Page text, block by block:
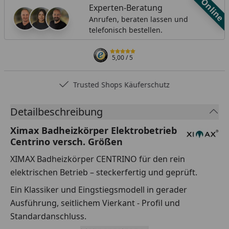
Online
Experten-Beratung
Anrufen, beraten lassen und
telefonisch bestellen.
5,00/ 5
Trusted Shops Käuferschutz
Detailbeschreibung
Ximax Badheizkörper Elektrobetrieb
Centrino versch. Größen
XIMAX Badheizkörper CENTRINO für den rein
elektrischen Betrieb – steckerfertig und geprüft.
Ein Klassiker und Eingstiegsmodell in gerader
Ausführung, seitlichem Vierkant - Profil und
Standardanschluss.